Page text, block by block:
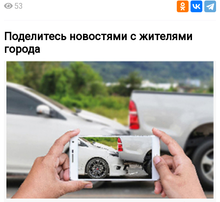
53
Поделитесь новостями с жителями
города